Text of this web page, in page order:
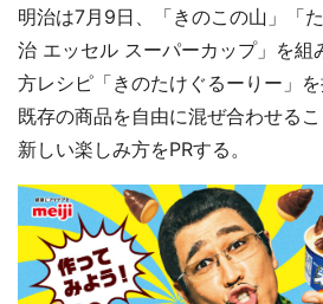
の「猫猫像」も【8／1
日向翔陽＆影山飛雄が
メ『ハイキュー！！』
限定グッズも【8／1～
ル・越谷がコラボ 田ん
せて企画続々【7／31
もっとみる
明治は7月9日、「きのこの山」「
治 エッセル スーパーカップ」を組
方レシピ「きのたけぐるーりー」を
既存の商品を自由に混ぜ合わせる
新しい楽しみ方をPRする。